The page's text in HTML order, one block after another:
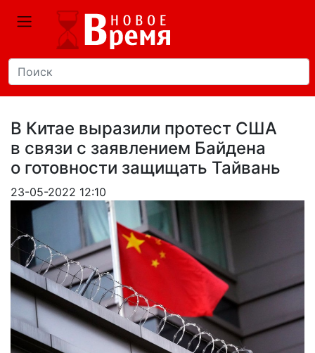
В Китае выразили протест США
в связи с заявлением Байдена
о готовности защищать Тайвань
23-05-2022 12:10